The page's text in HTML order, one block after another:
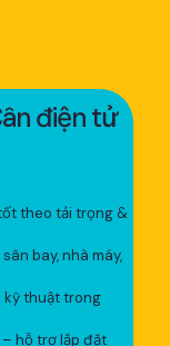
điện tử
theo tải trọng &
bay, nhà máy,
kỹ thuật trong
hỗ trợ lắp đặt